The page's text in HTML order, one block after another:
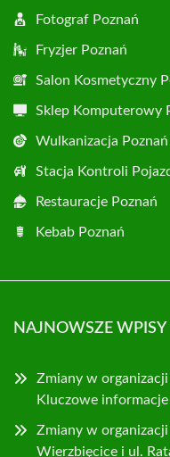
Fotograf Poznań
Fryzjer Poznań
Salon Kosmetyczny
Sklep Komputerowy
Wulkanizacja Poznań
Stacja Kontroli
Restauracje Poznań
Kebab Poznań
NAJNOWSZE WPISY
Zmiany w
Kluczowe
Zmiany w
Wierzbięcice i ul.